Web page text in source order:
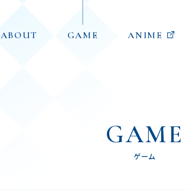
ABOUT GAME ANIME
GAME
ゲーム